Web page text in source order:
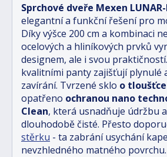
Sprchové dveře Mexen
elegantní a funkční řešení pro
Díky výšce 200 cm a kombinaci
ocelových a hliníkových prvků
designem, ale i svou
kvalitními panty zajišťují plynulé
zavírání. Tvrzené sklo o
opatřeno ochranou nano
Clean, která usnadňuje údržbu
dlouhodobě čisté. Přesto
stěrku - ta zabrání usychání
nevzhledného matného povrchu.